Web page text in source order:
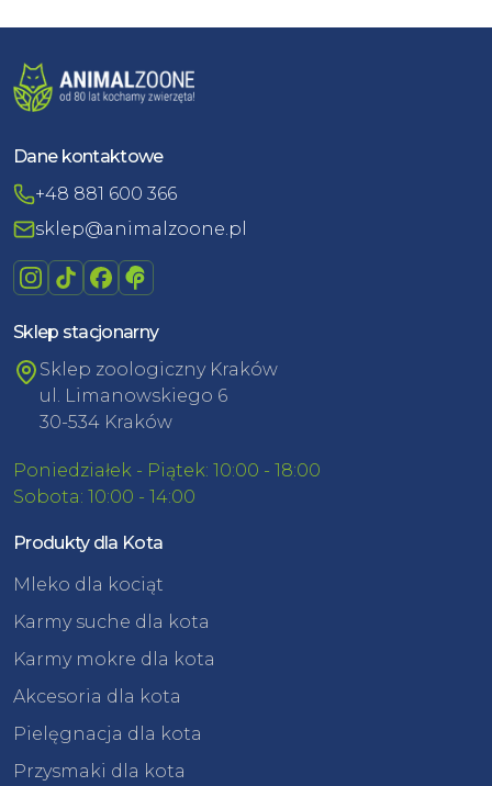
Dane kontaktowe
+48 881 600 366
sklep@animalzoone.pl
Sklep stacjonarny
Sklep zoologiczny Kraków
ul. Limanowskiego 6
30-534 Kraków
Poniedziałek - Piątek: 10:00 - 18:00
Sobota: 10:00 - 14:00
Produkty dla Kota
Mleko dla kociąt
Karmy suche dla kota
Karmy mokre dla kota
Akcesoria dla kota
Pielęgnacja dla kota
Przysmaki dla kota